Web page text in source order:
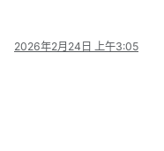
2026年2月24日 上午3:05